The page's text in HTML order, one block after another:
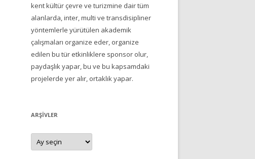
kent kültür çevre ve turizmine dair tüm
alanlarda, inter, multi ve transdisipliner
yöntemlerle yürütülen akademik
çalışmaları organize eder, organize
edilen bu tür etkinliklere sponsor olur,
paydaşlık yapar, bu ve bu kapsamdaki
projelerde yer alır, ortaklık yapar.
ARŞIVLER
Arşivler